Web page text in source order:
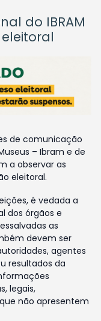
do IBRAM
de comunicação
– Ibram e de
a observar as
eleitoral.
é vedada a
dos órgãos e
as
devem ser
agentes
resultados da
legais,
não apresentem